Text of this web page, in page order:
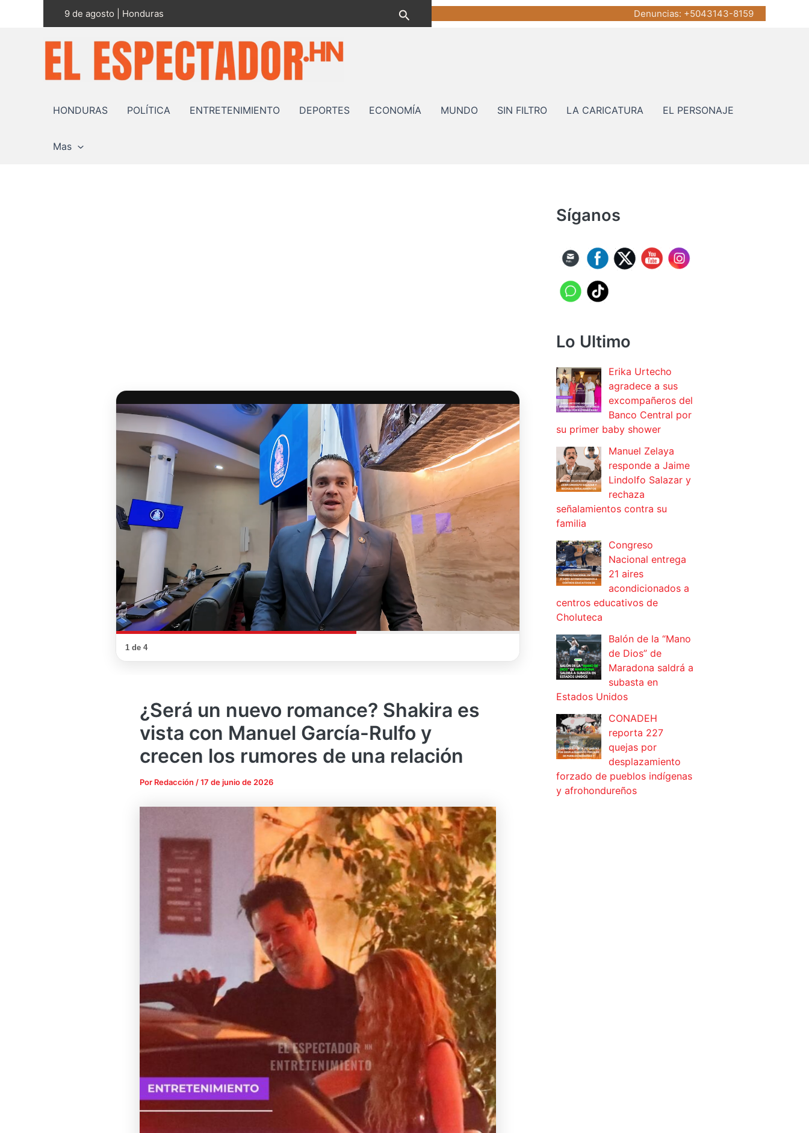
9 de agosto | Honduras Buscar Denuncias: +5043143-8159
HONDURAS POLÍTICA ENTRETENIMIENTO DEPORTES ECONOMÍA MUNDO SIN FILTRO LA CARICATURA EL PERSONAJE
Mas
1 de 4
¿Será un nuevo romance? Shakira es
vista con Manuel García-Rulfo y
crecen los rumores de una relación
Por Redacción /17 de junio de 2026
Síganos
Lo Ultimo
Erika Urtecho
agradece a sus
excompañeros del
Banco Central por
su primer baby shower
Manuel Zelaya
responde a Jaime
Lindolfo Salazar y
rechaza
señalamientos contra su
familia
Congreso
Nacional entrega
21 aires
acondicionados a
centros educativos de
Choluteca
Balón de la “Mano
de Dios” de
Maradona saldrá a
subasta en
Estados Unidos
CONADEH
reporta 227
quejas por
desplazamiento
forzado de pueblos indígenas
y afrohondureños